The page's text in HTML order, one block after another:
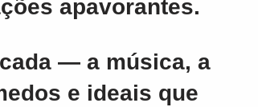
apavorantes.
— a música, a
e ideais que